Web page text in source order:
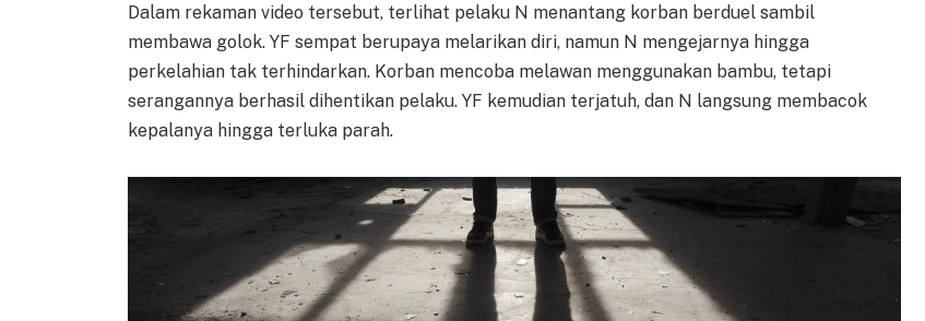
Dalam rekaman video tersebut, terlihat pelaku N menantang korban berduel sambil
membawa golok. YF sempat berupaya melarikan diri, namun N mengejarnya hingga
perkelahian tak terhindarkan. Korban mencoba melawan menggunakan bambu, tetapi
serangannya berhasil dihentikan pelaku. YF kemudian terjatuh, dan N langsung membacok
kepalanya hingga terluka parah.